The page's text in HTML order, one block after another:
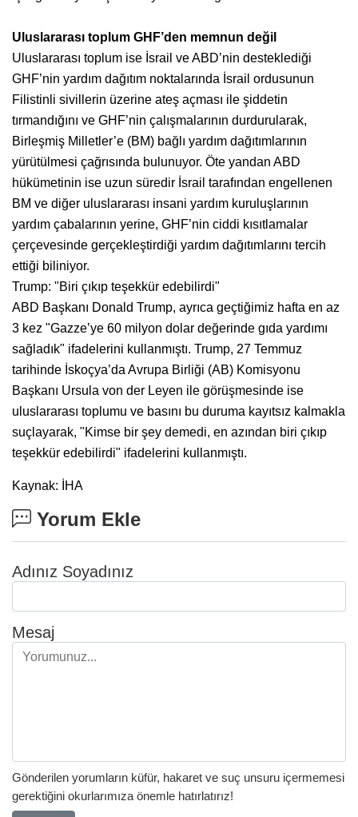
Uluslararası toplum GHF’den memnun değil
Uluslararası toplum ise İsrail ve ABD’nin desteklediği
GHF’nin yardım dağıtım noktalarında İsrail ordusunun
Filistinli sivillerin üzerine ateş açması ile şiddetin
tırmandığını ve GHF’nin çalışmalarının durdurularak,
Birleşmiş Milletler’e (BM) bağlı yardım dağıtımlarının
yürütülmesi çağrısında bulunuyor. Öte yandan ABD
hükümetinin ise uzun süredir İsrail tarafından engellenen
BM ve diğer uluslararası insani yardım kuruluşlarının
yardım çabalarının yerine, GHF’nin ciddi kısıtlamalar
çerçevesinde gerçekleştirdiği yardım dağıtımlarını tercih
ettiği biliniyor.
Trump: "Biri çıkıp teşekkür edebilirdi"
ABD Başkanı Donald Trump, ayrıca geçtiğimiz hafta en az
3 kez "Gazze’ye 60 milyon dolar değerinde gıda yardımı
sağladık" ifadelerini kullanmıştı. Trump, 27 Temmuz
tarihinde İskoçya’da Avrupa Birliği (AB) Komisyonu
Başkanı Ursula von der Leyen ile görüşmesinde ise
uluslararası toplumu ve basını bu duruma kayıtsız kalmakla
suçlayarak, "Kimse bir şey demedi, en azından biri çıkıp
teşekkür edebilirdi" ifadelerini kullanmıştı.
Kaynak: İHA
Yorum Ekle
Adınız Soyadınız
Mesaj
Gönderilen yorumların küfür, hakaret ve suç unsuru içermemesi
gerektiğini okurlarımıza önemle hatırlatırız!